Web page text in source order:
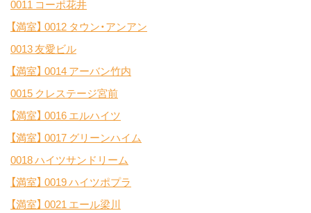
0011 コーポ花井
【満室】 0012 タウン・アンアン
0013 友愛ビル
【満室】 0014 アーバン竹内
0015 クレステージ宮前
【満室】 0016 エルハイツ
【満室】 0017 グリーンハイム
0018 ハイツサンドリーム
【満室】 0019 ハイツポプラ
【満室】 0021 エール梁川